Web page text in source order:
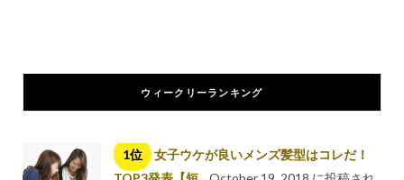
ウィークリーランキング
女子ウケが良いメンズ髪型はコレだ！